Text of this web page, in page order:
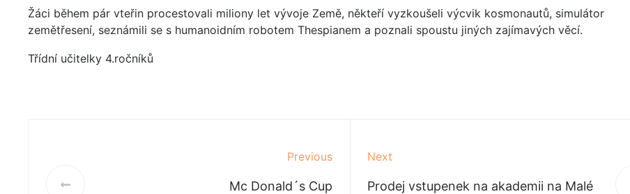
Žáci během pár vteřin procestovali miliony let vývoje Země, někteří vyzkoušeli výcvik kosmonautů, simulátor
zemětřesení, seznámili se s humanoidním robotem Thespianem a poznali spoustu jiných zajímavých věcí.
Třídní učitelky 4.ročníků
Previous
Mc Donald´s Cup
Next
Prodej vstupenek na akademii na Malé